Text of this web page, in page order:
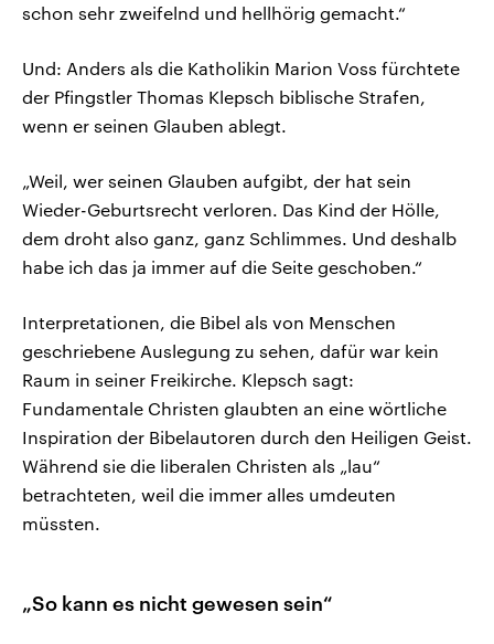
schon sehr zweifelnd und hellhörig gemacht.“
Und: Anders als die Katholikin Marion Voss fürchtete
der Pfingstler Thomas Klepsch biblische Strafen,
wenn er seinen Glauben ablegt.
„Weil, wer seinen Glauben aufgibt, der hat sein
Wieder-Geburtsrecht verloren. Das Kind der Hölle,
dem droht also ganz, ganz Schlimmes. Und deshalb
habe ich das ja immer auf die Seite geschoben.“
Interpretationen, die Bibel als von Menschen
geschriebene Auslegung zu sehen, dafür war kein
Raum in seiner Freikirche. Klepsch sagt:
Fundamentale Christen glaubten an eine wörtliche
Inspiration der Bibelautoren durch den Heiligen Geist.
Während sie die liberalen Christen als „lau“
betrachteten, weil die immer alles umdeuten
müssten.
„So kann es nicht gewesen sein“